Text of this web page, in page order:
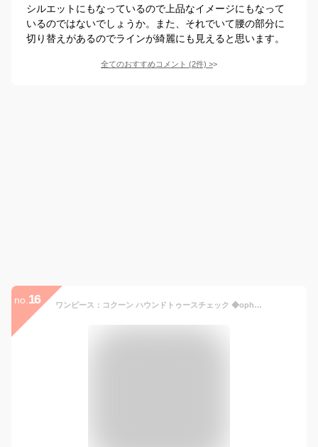
シルエットにもなっているので上品なイメージにもなって
いるのではないでしょうか。また、それでいて腰の部分に
切り替えがあるのでラインが綺麗にも見えると思います。
全てのおすすめコメント (2件) >
no. 16 ワンピース：コクーン ハウンドトゥースチェック ◆oph1w-050001 きれいめ 30代 40代 50代 着やせ 大人 上品 エレガント 大きいサイズ トールサイズあり コクーンワンピース ジャージー 幾何学 オフィス スタンドネック ハイネック ボトルネック 膝丈 七分袖 秋冬